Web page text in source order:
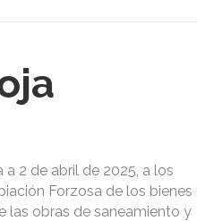
2 de abril de 2025, a los
Forzosa de los bienes
las obras de saneamiento y